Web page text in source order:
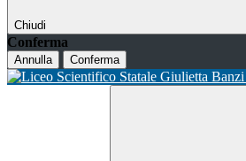
Chiudi
Conferma
Annulla Conferma